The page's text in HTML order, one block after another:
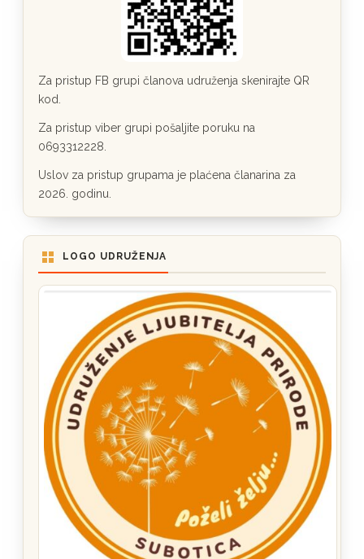
Za pristup FB grupi članova udruženja skenirajte QR
kod.
Za pristup viber grupi pošaljite poruku na
0693312228.
Uslov za pristup grupama je plaćena članarina za
2026. godinu.
LOGO UDRUŽENJA